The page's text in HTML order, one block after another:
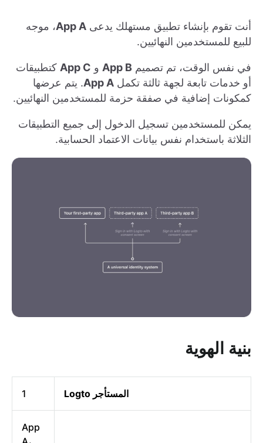
أنت تقوم بإنشاء تطبيق مستهلك يدعى App A، موجه
للبيع للمستخدمين النهائيين.
في نفس الوقت، تم تصميم App B و App C كتطبيقات
أو خدمات تابعة لجهة ثالثة تكمل App A. يتم عرضها
كمكونات إضافية في صفقة حزمة للمستخدمين النهائيين.
يمكن للمستخدمين تسجيل الدخول إلى جميع التطبيقات
الثلاثة باستخدام نفس بيانات الاعتماد الحسابية.
بنية الهوية
المستأجر Logto 1
App